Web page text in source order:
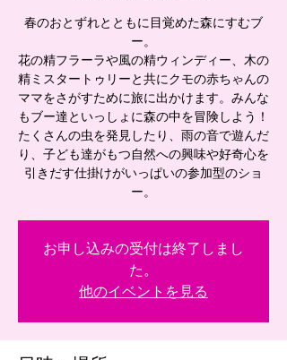
春のおとずれとともに目覚めた森にすむブ
ー。
花の精フラーラや風の精ウィンディー、木の
精ミスタートゥリーと共にクモの赤ちゃんの
ママをさがすために旅に出かけます。みんな
もブー達といっしょに森の中を冒険しよう！
たくさんの虫を発見したり、雨の音で遊んだ
り、子ども達がもつ自然への興味や好奇心を
引きだす仕掛けがいっぱいの参加型のショ
ー。
お申し込みの受付は終了しまし
た。
他のイベントを見る